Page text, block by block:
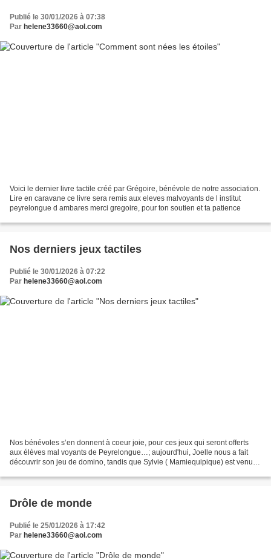
Publié le 30/01/2026 à 07:38
Par helene33660@aol.com
Voici le dernier livre tactile créé par Grégoire, bénévole de notre association.
Lire en caravane ce livre sera remis aux eleves malvoyants de l institut
peyrelongue d ambares merci gregoire, pour ton soutien et ta patience
Nos derniers jeux tactiles
Publié le 30/01/2026 à 07:22
Par helene33660@aol.com
Nos bénévoles s’en donnent à coeur joie, pour ces jeux qui seront offerts
aux élèves mal voyants de Peyrelongue…; aujourd'hui, Joelle nous a fait
découvrir son jeu de domino, tandis que Sylvie ( Mamiequipique) est venue
Drôle de monde
Publié le 25/01/2026 à 17:42
Par helene33660@aol.com